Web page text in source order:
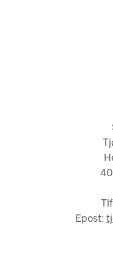
Epost: